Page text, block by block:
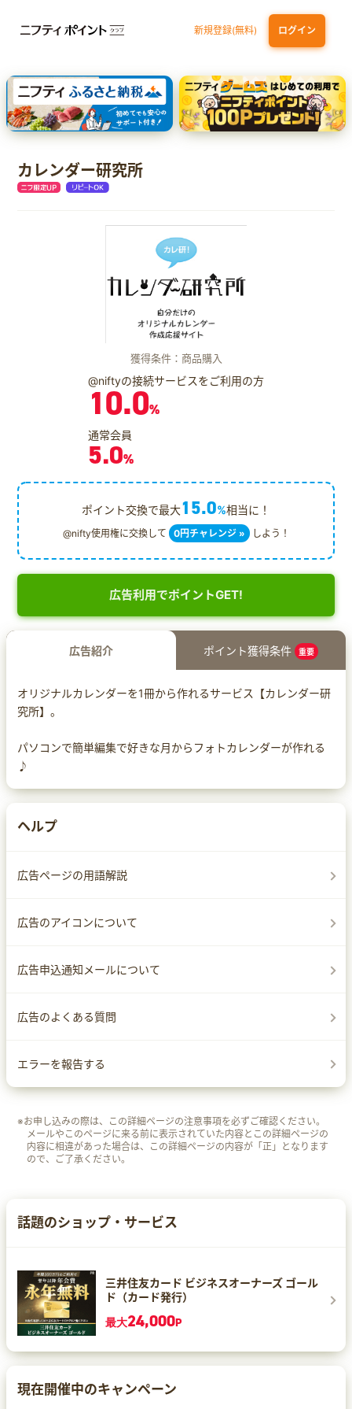
新規登録(無料) ログイン
dカード GOLD 三井住友カード ゴールド（NL）（家族カード発行）
【実質初月無料】DMM | Disney+(ディズニープラス) セットプラン
SBI証券 確定拠出年金（iDeCo）
カレンダー研究所
獲得条件：商品購入
@niftyの接続サービスをご利用の方
10.0%
通常会員
5.0%
ポイント交換で最大15.0%相当に！
@nifty使用権に交換して 0円チャレンジ » しよう！
広告利用でポイントGET!
広告紹介 ポイント獲得条件 重要
オリジナルカレンダーを1冊から作れるサービス【カレンダー研
究所】。
パソコンで簡単編集で好きな月からフォトカレンダーが作れる
♪
ヘルプ
広告ページの用語解説
広告のアイコンについて
広告申込通知メールについて
広告のよくある質問
エラーを報告する
※お申し込みの際は、この詳細ページの注意事項を必ずご確認ください。
メールやこのページに来る前に表示されていた内容とこの詳細ページの
内容に相違があった場合は、この詳細ページの内容が「正」となります
ので、ご了承ください。
話題のショップ・サービス
三井住友カード ビジネスオーナーズ ゴール
ド（カード発行）
最大24,000P
現在開催中のキャンペーン